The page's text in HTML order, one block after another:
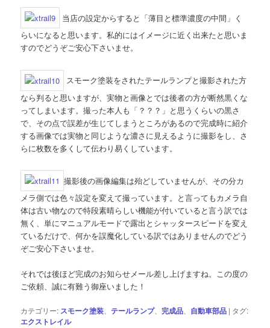
当店の設定からすると「薄目と標準濃度の中間」く
らいになると思います。私的にはイメージに近く出来たと思いま
すのでどうぞご安心下さいませ。
スモーク塗装をされたテールランプと撮影された方
なら判ると思いますが、実物と画像とでは後者の方が断然黒くな
ってしまいます。撮った本人も「？？？」と思うくらいの黒さ
で、その点で誤差が生じてしまうところがあるので完成時に紹介
する画像では実物と同じような濃さに見えるように撮影をし、さ
らに枚数を多くして伝わり易くしています。
撮影後の画像編集は殆どしていませんが、その分カ
メラ側では色々設定を変えて撮っています。と言ってもカメラ自
体は古い物なので特段素晴らしい機能が付いていると言う訳では
無く、単にマニュアルモードで露出とシャッタースピードを変え
ているだけで、何かを誤魔化している訳ではありませんのでどう
ぞご安心下さいませ。
それでは後ほど完成のお知らせメール差し上げますね。この度の
ご依頼、誠に有難う御座いました！
カテゴリー: スモーク塗装 テールランプ、完成品 自動車部品 | タグ:
エクストレイル